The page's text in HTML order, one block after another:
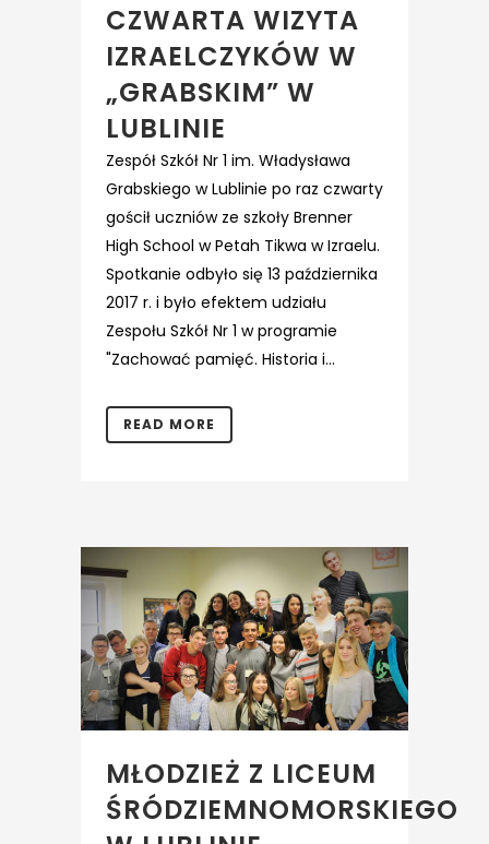
CZWARTA WIZYTA
IZRAELCZYKÓW W
„GRABSKIM” W
LUBLINIE
Zespół Szkół Nr 1 im. Władysława
Grabskiego w Lublinie po raz czwarty
gościł uczniów ze szkoły Brenner
High School w Petah Tikwa w Izraelu.
Spotkanie odbyło się 13 października
2017 r. i było efektem udziału
Zespołu Szkół Nr 1 w programie
"Zachować pamięć. Historia i...
READ MORE
MŁODZIEŻ Z LICEUM
ŚRÓDZIEMNOMORSKIEGO